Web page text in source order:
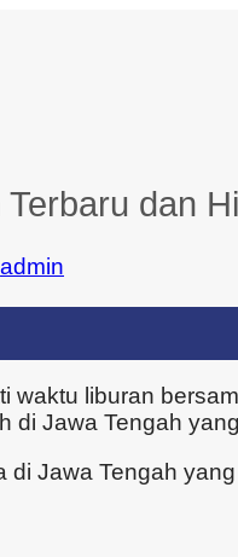
dan
admin
waktu liburan
di Jawa Tengah
Jawa Tengah